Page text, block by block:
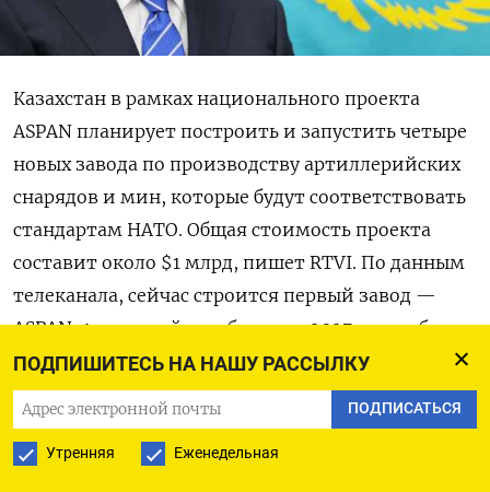
ПОДПИШИТЕСЬ НА НАШУ РАССЫЛКУ
ПОДПИСАТЬСЯ
Утренняя Еженедельная
Казахстан в рамках национального проекта
ASPAN планирует построить и запустить четыре
новых завода по производству артиллерийских
снарядов и мин, которые будут соответствовать
стандартам НАТО. Общая стоимость проекта
составит около $1 млрд, пишет RTVI. По данным
телеканала, сейчас строится первый завод —
ASPAN-1, который заработает в 2027 году и будет
выпускать корпуса для снарядов и мин Сроки
запуска остальных трех предприятий пока не
обозначены.